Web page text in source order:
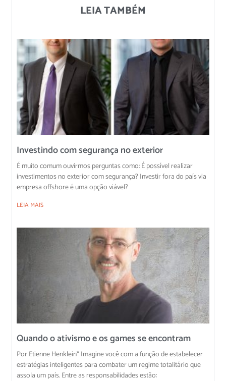
LEIA TAMBÉM
Investindo com segurança no exterior
É muito comum ouvirmos perguntas como: É possível realizar
investimentos no exterior com segurança? Investir fora do país via
empresa offshore é uma opção viável?
LEIA MAIS
Quando o ativismo e os games se encontram
Por Etienne Henklein* Imagine você com a função de estabelecer
estratégias inteligentes para combater um regime totalitário que
assola um país. Entre as responsabilidades estão: